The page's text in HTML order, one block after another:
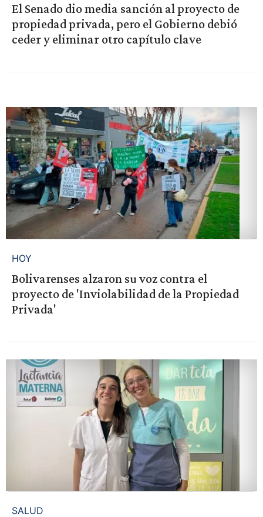
El Senado dio media sanción al proyecto de
propiedad privada, pero el Gobierno debió
ceder y eliminar otro capítulo clave
HOY
Bolivarenses alzaron su voz contra el
proyecto de 'Inviolabilidad de la Propiedad
Privada'
SALUD